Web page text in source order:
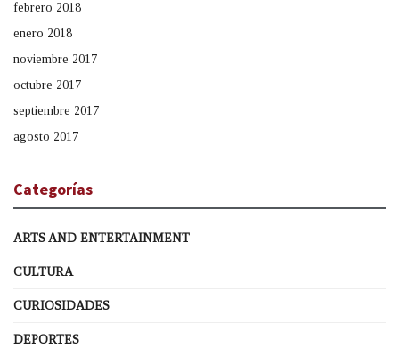
febrero 2018
enero 2018
noviembre 2017
octubre 2017
septiembre 2017
agosto 2017
Categorías
ARTS AND ENTERTAINMENT
CULTURA
CURIOSIDADES
DEPORTES